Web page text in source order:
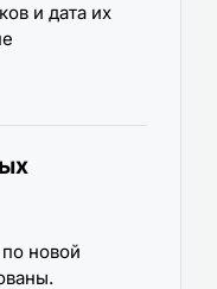
и дата их
новой